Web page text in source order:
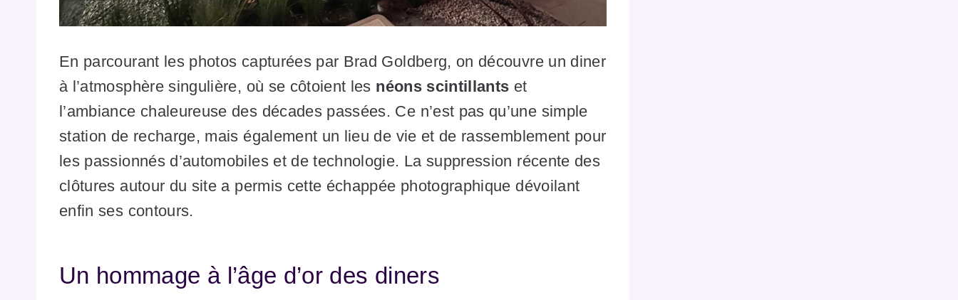
En parcourant les photos capturées par Brad Goldberg, on découvre un diner
à l’atmosphère singulière, où se côtoient les néons scintillants et
l’ambiance chaleureuse des décades passées. Ce n’est pas qu’une simple
station de recharge, mais également un lieu de vie et de rassemblement pour
les passionnés d’automobiles et de technologie. La suppression récente des
clôtures autour du site a permis cette échappée photographique dévoilant
enfin ses contours.
Un hommage à l’âge d’or des diners